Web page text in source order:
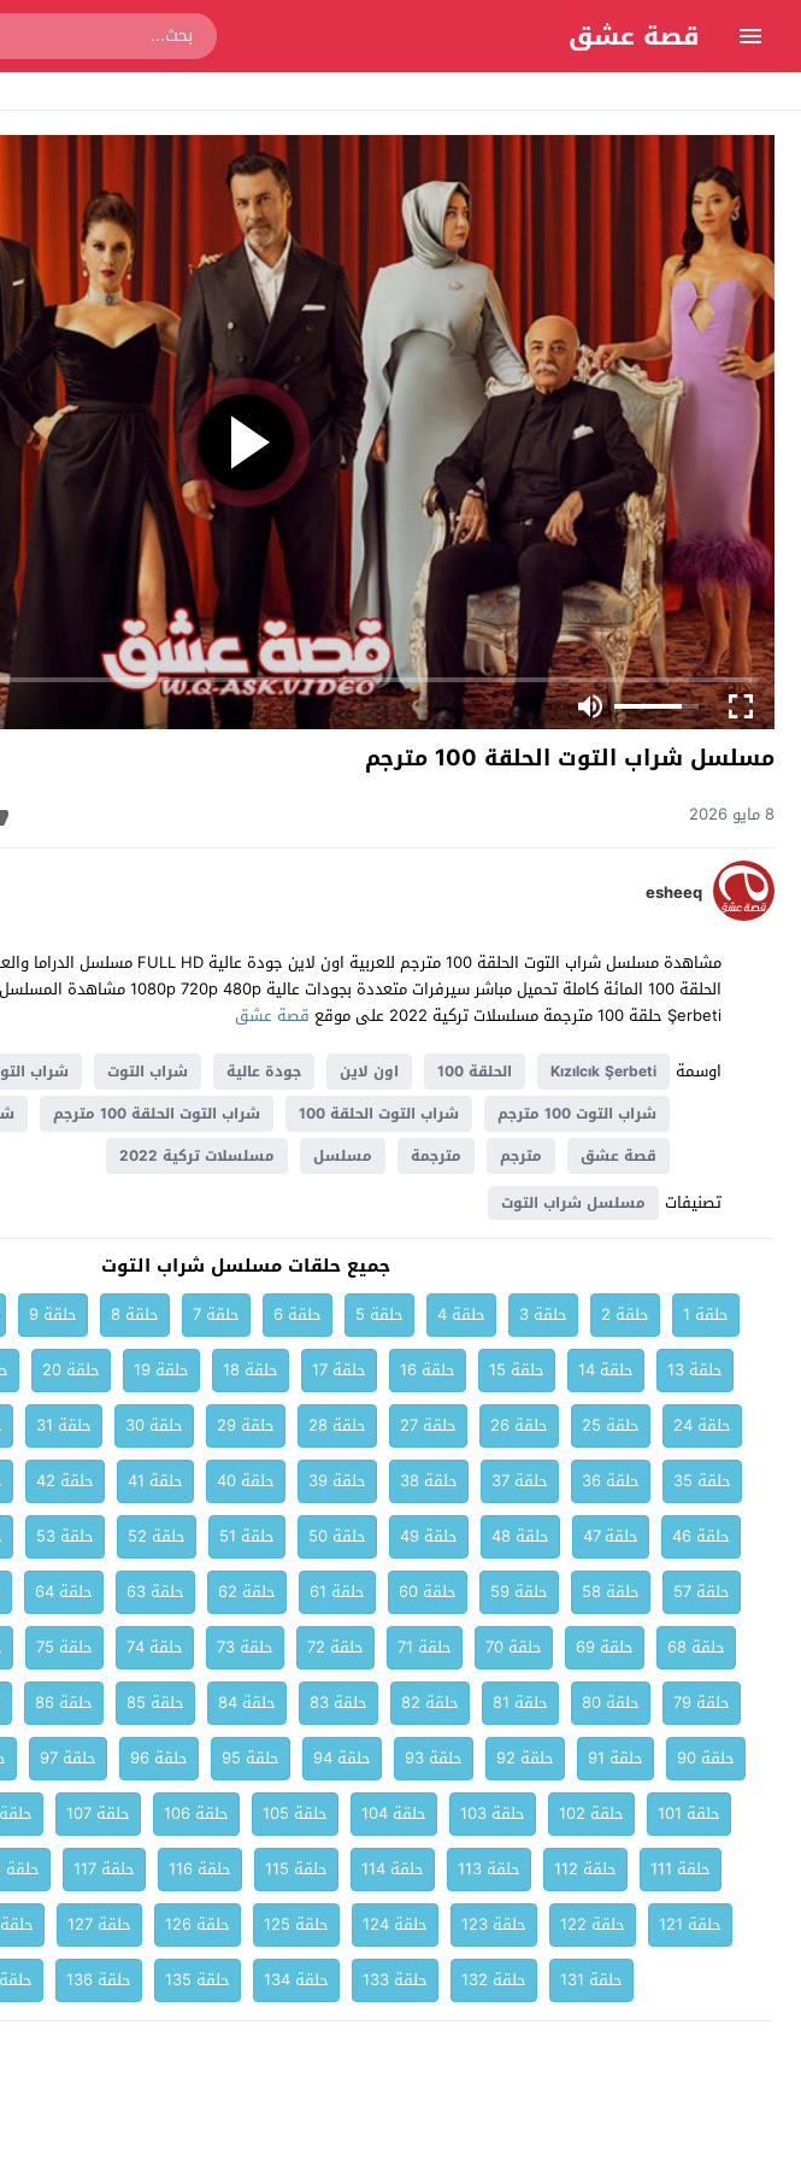
قصة عشق
مسلسل شراب التوت الحلقة 100 مترجم
8 مايو 2026
esheeq
Şerbeti حلقة 100 مترجمة مسلسلات تركية 2022 على موقع
قصة عشق
اوسمة
Kızılcık Şerbeti الحلقة 100 اون لاين جودة عالية شراب التوت
شراب التوت
شراب التوت 100 مترجم
شراب التوت الحلقة 100 شراب التوت الحلقة 100 مترجم
قصة عشق
مترجم مترجمة مسلسل مسلسلات تركية 2022
تصنيفات مسلسل شراب التوت
جميع حلقات مسلسل شراب التوت
حلقة 1 حلقة 2 حلقة 3 حلقة 4 حلقة 5 حلقة 6 حلقة 7 حلقة 8 حلقة 9
حلقة 13
حلقة 14 حلقة 15 حلقة 16 حلقة 17 حلقة 18 حلقة 19 حلقة 20
حلقة 24
حلقة 25 حلقة 26 حلقة 27 حلقة 28 حلقة 29 حلقة 30 حلقة 31
حلقة 35
حلقة 36 حلقة 37 حلقة 38 حلقة 39 حلقة 40 حلقة 41 حلقة 42
حلقة 46
حلقة 47 حلقة 48 حلقة 49 حلقة 50 حلقة 51 حلقة 52 حلقة 53
حلقة 57
حلقة 58 حلقة 59 حلقة 60 حلقة 61 حلقة 62 حلقة 63 حلقة 64
حلقة 68
حلقة 69 حلقة 70 حلقة 71 حلقة 72 حلقة 73 حلقة 74 حلقة 75
حلقة 79
حلقة 80 حلقة 81 حلقة 82 حلقة 83 حلقة 84 حلقة 85 حلقة 86
حلقة 90
حلقة 91 حلقة 92 حلقة 93 حلقة 94 حلقة 95 حلقة 96 حلقة 97
حلقة 101
حلقة 102 حلقة 103 حلقة 104 حلقة 105 حلقة 106 حلقة 107 حلقة
حلقة 111
حلقة 112 حلقة 113 حلقة 114 حلقة 115 حلقة 116 حلقة 117 حلقة 118
حلقة 121
حلقة 122 حلقة 123 حلقة 124 حلقة 125 حلقة 126 حلقة 127 حلقة
حلقة 131
حلقة 132 حلقة 133 حلقة 134 حلقة 135 حلقة 136 حلقة